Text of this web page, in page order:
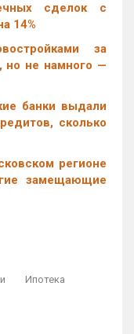
сделок с
14%
за
но не намного —
банки выдали
сколько
регионе
замещающие
Ипотека